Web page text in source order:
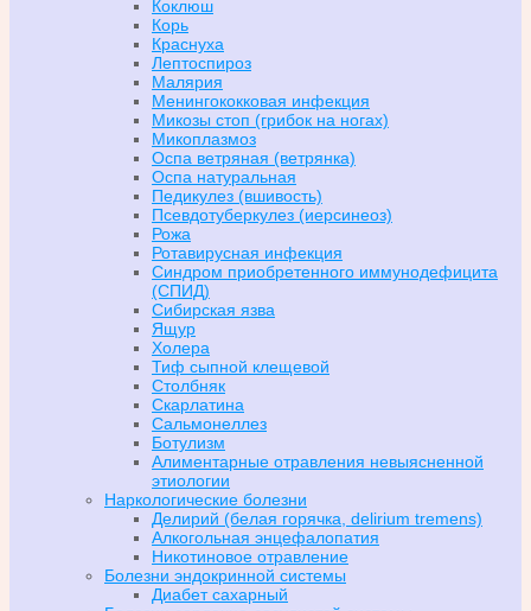
Коклюш
Корь
Краснуха
Лептоспироз
Малярия
Менингококковая инфекция
Микозы стоп (грибок на ногах)
Микоплазмоз
Оспа ветряная (ветрянка)
Оспа натуральная
Педикулез (вшивость)
Псевдотуберкулез (иерсинеоз)
Рожа
Ротавирусная инфекция
Синдром приобретенного иммунодефицита
(СПИД)
Сибирская язва
Ящур
Холера
Тиф сыпной клещевой
Столбняк
Скарлатина
Сальмонеллез
Ботулизм
Алиментарные отравления невыясненной
этиологии
Наркологические болезни
Делирий (белая горячка, delirium tremens)
Алкогольная энцефалопатия
Никотиновое отравление
Болезни эндокринной системы
Диабет сахарный